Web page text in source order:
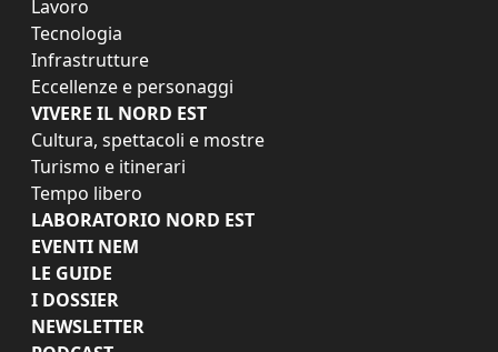
Lavoro
Tecnologia
Infrastrutture
Eccellenze e personaggi
VIVERE IL NORD EST
Cultura, spettacoli e mostre
Turismo e itinerari
Tempo libero
LABORATORIO NORD EST
EVENTI NEM
LE GUIDE
I DOSSIER
NEWSLETTER